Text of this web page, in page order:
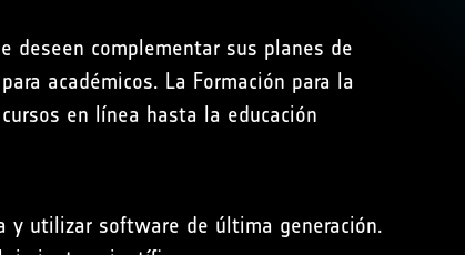
deseen complementar sus planes de
académicos. La Formación para la
en línea hasta la educación
y utilizar software de última generación.